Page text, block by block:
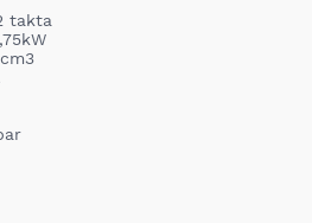
takta